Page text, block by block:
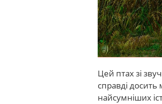
Цей птах зі
справді
найсумніших